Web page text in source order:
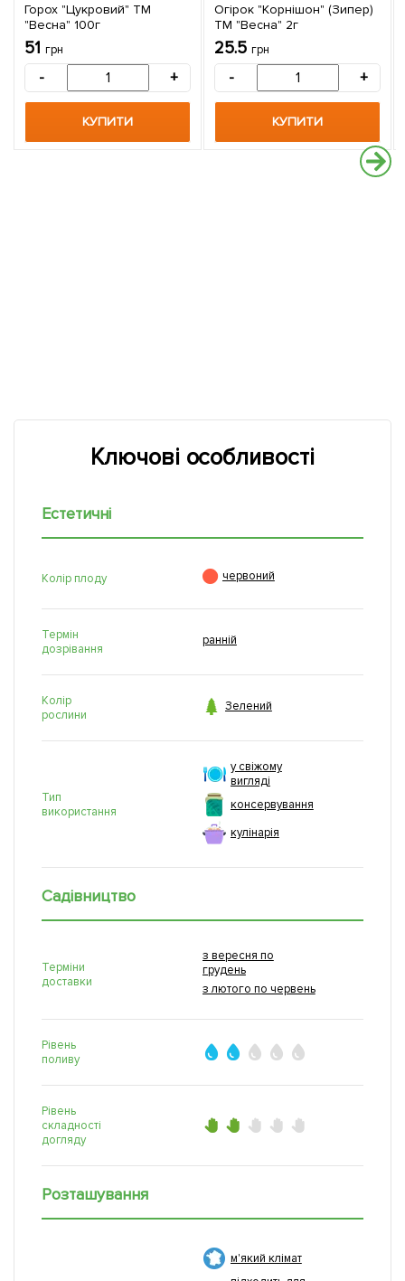
Горох "Цукровий" ТМ
"Весна" 100г
51 грн
- +
КУПИТИ
Огірок "Корнішон" (Зипер)
ТМ "Весна" 2г
25.5 грн
- +
КУПИТИ
Ключові особливості
Естетичні
Колір плоду  червоний
Термін
дозрівання
ранній
Колір
рослини
 Зелений
Тип
використання
у свіжому
вигляді
консервування
кулінарія
Садівництво
Терміни
доставки
з вересня по
грудень
з лютого по червень
Рівень
поливу
Рівень
складності
догляду
Розташування
м'який клімат